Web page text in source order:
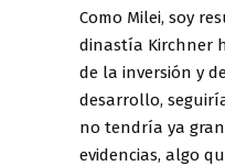
Como Milei, soy
dinastía Kirchner
de la inversión y
desarrollo,
no tendría ya
evidencias, algo